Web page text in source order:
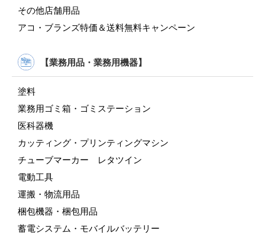
その他店舗用品
アコ・ブランズ特価＆送料無料キャンペーン
【業務用品・業務用機器】
塗料
業務用ゴミ箱・ゴミステーション
医科器機
カッティング・プリンティングマシン
チューブマーカー レタツイン
電動工具
運搬・物流用品
梱包機器・梱包用品
蓄電システム・モバイルバッテリー